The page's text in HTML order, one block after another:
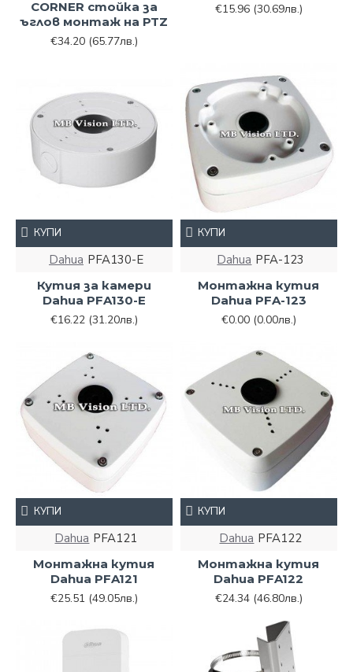
CORNER стойка за
ъглов монтаж на PTZ
€34.20 (65.77лв.)
€15.96 (30.69лв.)
Dahua PFA130-E
Кутия за камери
Dahua PFA130-E
€16.22 (31.20лв.)
КУПИ
Dahua PFA-123
Монтажна кутия
Dahua PFA-123
€0.00 (0.00лв.)
КУПИ
Dahua PFA121
Монтажна кутия
Dahua PFA121
€25.51 (49.05лв.)
КУПИ
Dahua PFA122
Монтажна кутия
Dahua PFA122
€24.34 (46.80лв.)
КУПИ